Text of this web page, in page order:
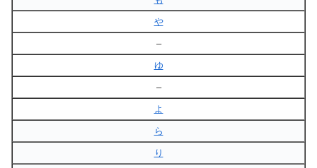
や
–
ゆ
–
よ
ら
り